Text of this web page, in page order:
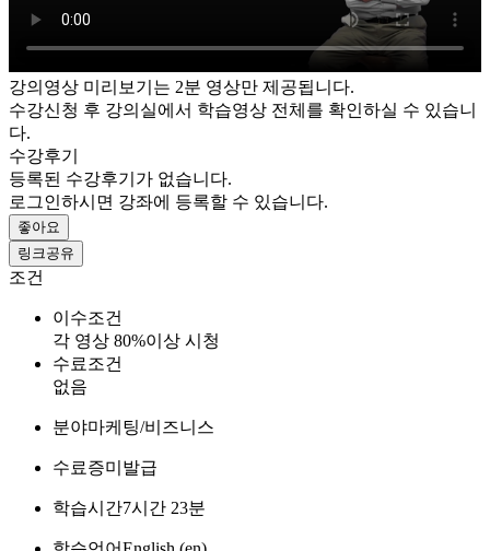
강의영상 미리보기는 2분 영상만 제공됩니다.
수강신청 후 강의실에서 학습영상 전체를 확인하실 수 있습니
다.
수강후기
등록된 수강후기가 없습니다.
로그인하시면 강좌에 등록할 수 있습니다.
좋아요
링크공유
조건
이수조건
각 영상 80%이상 시청
수료조건
없음
분야마케팅/비즈니스
수료증미발급
학습시간7시간 23분